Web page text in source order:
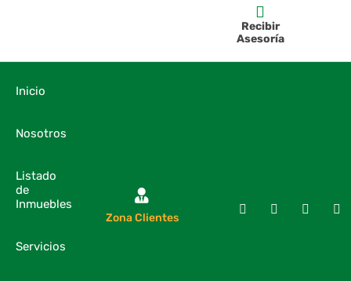
Recibir
Asesoría
Inicio
Nosotros
Listado
de
Inmuebles
Servicios
Zona Clientes